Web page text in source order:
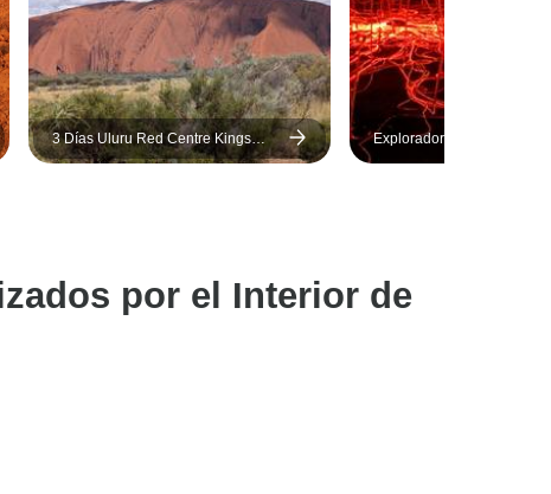
3 Días Uluru Red Centre Kings
Canyon (Acampada) - Desde Ayers
Explorador del Top End y
central
por el Interior de